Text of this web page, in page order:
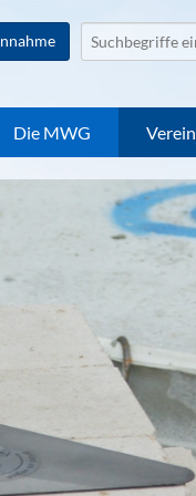
durchsuchen
Die MWG Verein